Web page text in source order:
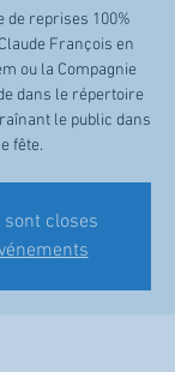
de reprises 100%
François en
ou la Compagnie
dans le répertoire
le public dans
fête.
closes